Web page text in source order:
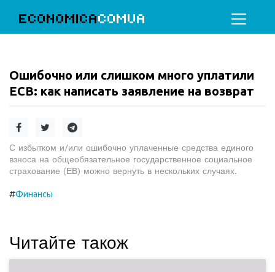
ECONOMICACOMUA
Ошибочно или слишком много уплатили
ЕСВ: как написать заявление на возврат
С избытком и/или ошибочно уплаченные средства единого
взноса на общеобязательное государственное социальное
страхование (ЕВ) можно вернуть в нескольких случаях.
#Финансы
Читайте також